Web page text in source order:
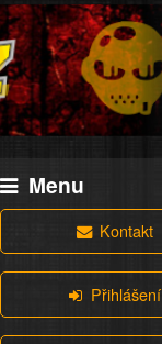
Menu
Kontakt
Přihlášení